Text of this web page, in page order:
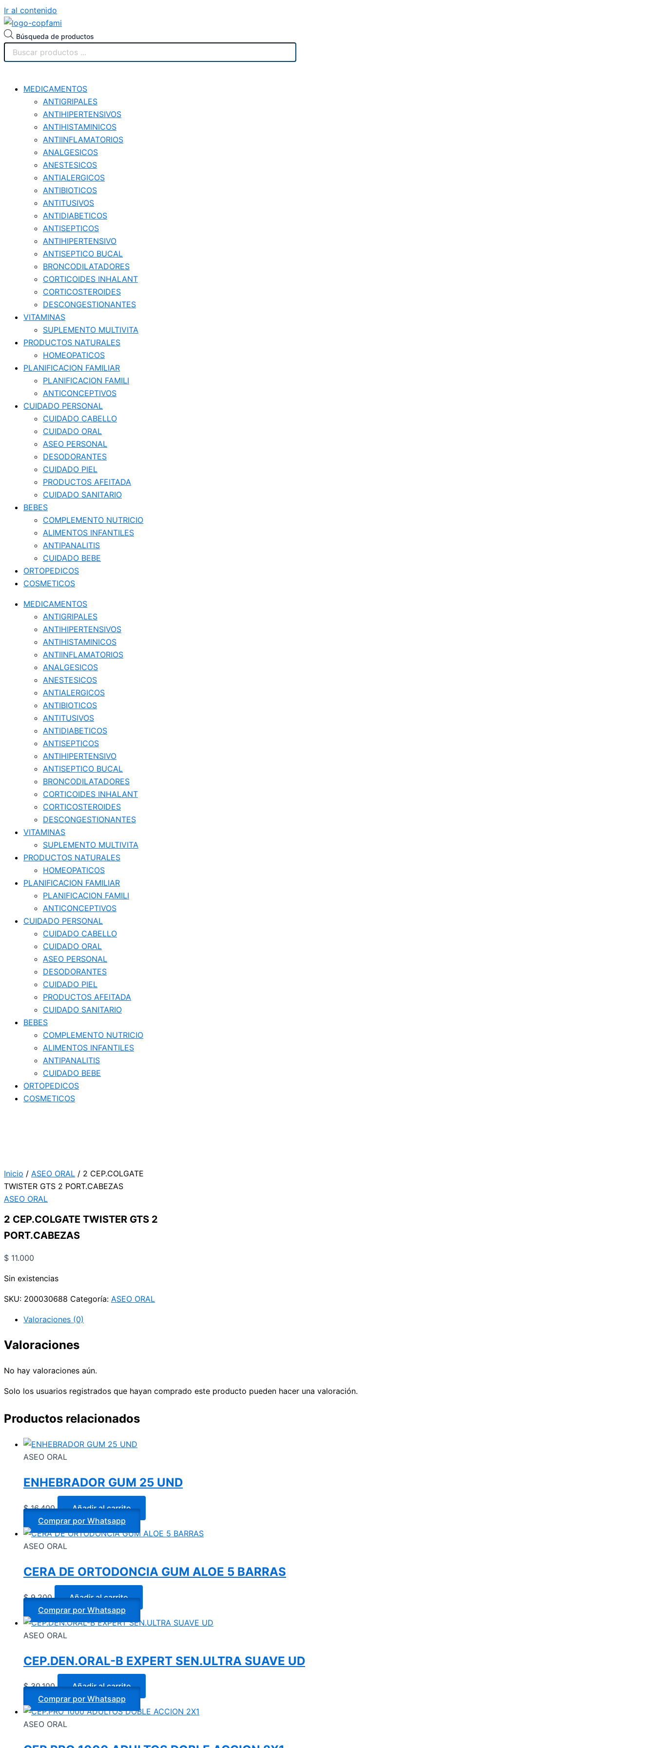
Ir al contenido
Búsqueda de productos
MEDICAMENTOS
ANTIGRIPALES
ANTIHIPERTENSIVOS
ANTIHISTAMINICOS
ANTIINFLAMATORIOS
ANALGESICOS
ANESTESICOS
ANTIALERGICOS
ANTIBIOTICOS
ANTITUSIVOS
ANTIDIABETICOS
ANTISEPTICOS
ANTIHIPERTENSIVO
ANTISEPTICO BUCAL
BRONCODILATADORES
CORTICOIDES INHALANT
CORTICOSTEROIDES
DESCONGESTIONANTES
VITAMINAS
SUPLEMENTO MULTIVITA
PRODUCTOS NATURALES
HOMEOPATICOS
PLANIFICACION FAMILIAR
PLANIFICACION FAMILI
ANTICONCEPTIVOS
CUIDADO PERSONAL
CUIDADO CABELLO
CUIDADO ORAL
ASEO PERSONAL
DESODORANTES
CUIDADO PIEL
PRODUCTOS AFEITADA
CUIDADO SANITARIO
BEBES
COMPLEMENTO NUTRICIO
ALIMENTOS INFANTILES
ANTIPANALITIS
CUIDADO BEBE
ORTOPEDICOS
COSMETICOS
MEDICAMENTOS
ANTIGRIPALES
ANTIHIPERTENSIVOS
ANTIHISTAMINICOS
ANTIINFLAMATORIOS
ANALGESICOS
ANESTESICOS
ANTIALERGICOS
ANTIBIOTICOS
ANTITUSIVOS
ANTIDIABETICOS
ANTISEPTICOS
ANTIHIPERTENSIVO
ANTISEPTICO BUCAL
BRONCODILATADORES
CORTICOIDES INHALANT
CORTICOSTEROIDES
DESCONGESTIONANTES
VITAMINAS
SUPLEMENTO MULTIVITA
PRODUCTOS NATURALES
HOMEOPATICOS
PLANIFICACION FAMILIAR
PLANIFICACION FAMILI
ANTICONCEPTIVOS
CUIDADO PERSONAL
CUIDADO CABELLO
CUIDADO ORAL
ASEO PERSONAL
DESODORANTES
CUIDADO PIEL
PRODUCTOS AFEITADA
CUIDADO SANITARIO
BEBES
COMPLEMENTO NUTRICIO
ALIMENTOS INFANTILES
ANTIPANALITIS
CUIDADO BEBE
ORTOPEDICOS
COSMETICOS
Inicio / ASEO ORAL / 2 CEP.COLGATE
TWISTER GTS 2 PORT.CABEZAS
ASEO ORAL
2 CEP.COLGATE TWISTER GTS 2
PORT.CABEZAS
$ 11.000
Sin existencias
SKU: 200030688 Categoría: ASEO ORAL
Valoraciones (0)
Valoraciones
No hay valoraciones aún.
Solo los usuarios registrados que hayan comprado este producto pueden hacer una valoración.
Productos relacionados
ASEO ORAL
ENHEBRADOR GUM 25 UND
$16.400
Añadir al carrito
Comprar por Whatsapp
ASEO ORAL
CERA DE ORTODONCIA GUM ALOE 5 BARRAS
$9.200
Añadir al carrito
Comprar por Whatsapp
ASEO ORAL
CEP.DEN.ORAL-B EXPERT SEN.ULTRA SUAVE UD
$30.100
Añadir al carrito
Comprar por Whatsapp
ASEO ORAL